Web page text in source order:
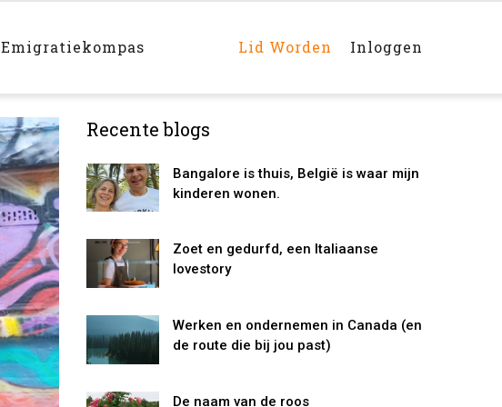
Emigratiekompas
Main
rechts
Lid Worden Inloggen
Recente blogs
Bangalore is thuis, België is waar mijn
kinderen wonen.
Zoet en gedurfd, een Italiaanse
lovestory
Werken en ondernemen in Canada (en
de route die bij jou past)
De naam van de roos